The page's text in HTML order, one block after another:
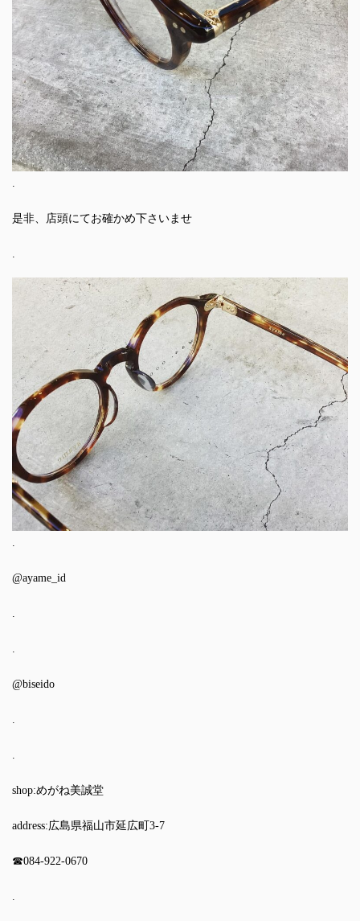
.
是非、店頭にてお確かめ下さいませ
.
.
@ayame_id
.
.
@biseido
.
.
shop:めがね美誠堂
address:広島県福山市延広町3-7
☎︎084-922-0670
.